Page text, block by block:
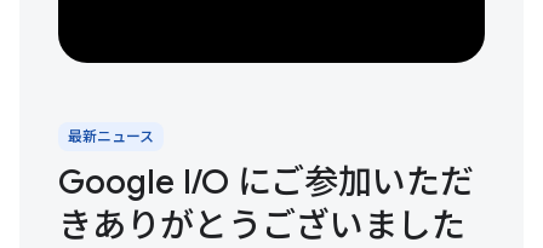
最新ニュース
Google I / O にご参加いただ
きありがとうございました